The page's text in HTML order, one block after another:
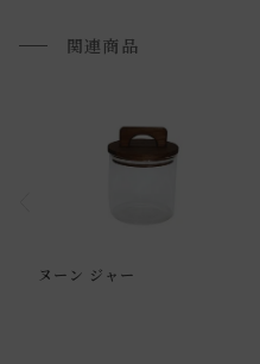
ご確認下さい。
小型商品の日時・時間指定に
申し訳ございませんが、具
関連商品
ヌーン ジャー